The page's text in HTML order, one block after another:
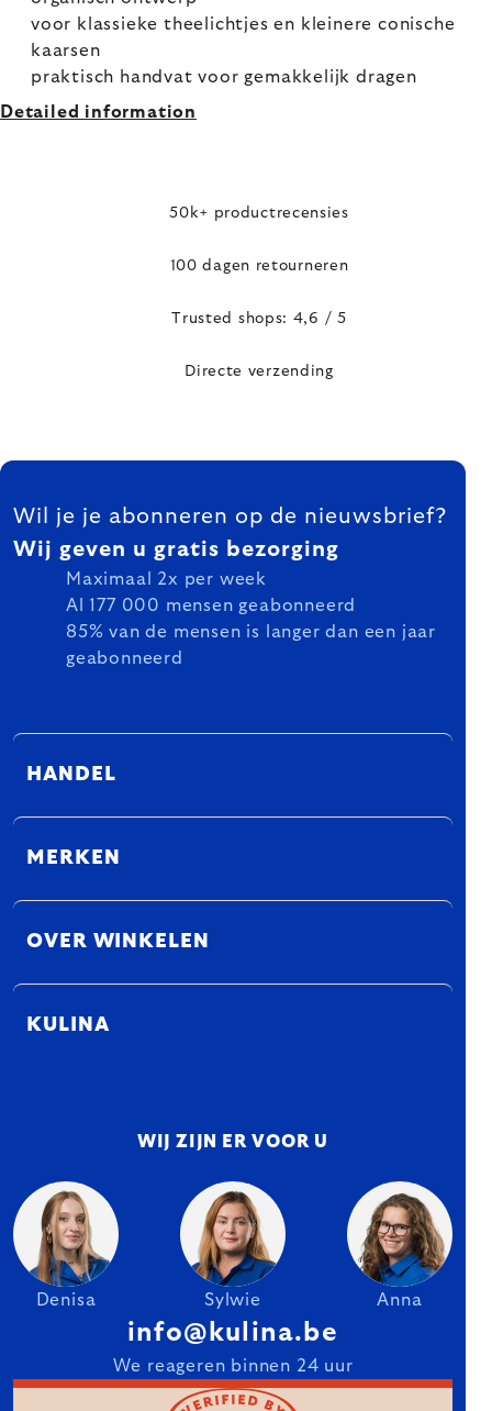
voor klassieke theelichtjes en kleinere conische
kaarsen
praktisch handvat voor gemakkelijk dragen
Detailed information
50k+ productrecensies
100 dagen retourneren
Trusted shops: 4,6 / 5
Directe verzending
FOOTER
Wil je je abonneren op de nieuwsbrief?
Wij geven u gratis bezorging
Maximaal 2x per week
Al 177 000 mensen geabonneerd
85% van de mensen is langer dan een jaar
geabonneerd
HANDEL
MERKEN
OVER WINKELEN
KULINA
WIJ ZIJN ER VOOR U
Denisa Sylwie Anna
info@kulina.be
We reageren binnen 24 uur